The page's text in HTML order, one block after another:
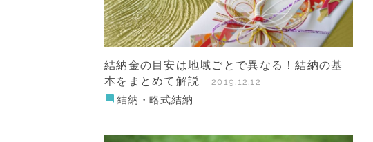
結納金の目安は地域ごとで異なる！結納の基
本をまとめて解説
2019.12.12
結納・略式結納